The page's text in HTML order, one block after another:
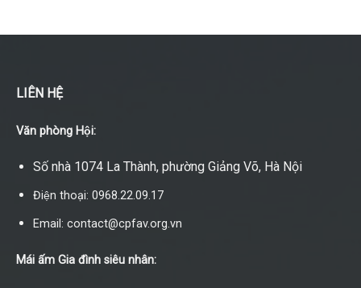
LIÊN HỆ
Văn phòng Hội:
Số nhà 1074 La Thành, phường Giảng Võ, Hà Nội
Điện thoại: 0968.22.09.17
Email: contact@cpfav.org.vn
Mái ấm Gia đình siêu nhân: